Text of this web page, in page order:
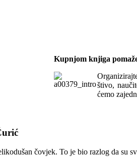
Kupnjom knjiga
štivo,
ćemo
čovjek. To je bio razlog da su